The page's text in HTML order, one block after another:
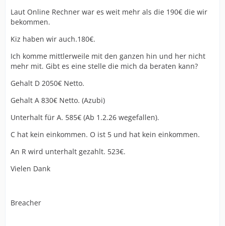
Laut Online Rechner war es weit mehr als die 190€ die wir
bekommen.
Kiz haben wir auch.180€.
Ich komme mittlerweile mit den ganzen hin und her nicht
mehr mit. Gibt es eine stelle die mich da beraten kann?
Gehalt D 2050€ Netto.
Gehalt A 830€ Netto. (Azubi)
Unterhalt für A. 585€ (Ab 1.2.26 wegefallen).
C hat kein einkommen. O ist 5 und hat kein einkommen.
An R wird unterhalt gezahlt. 523€.
Vielen Dank
Breacher